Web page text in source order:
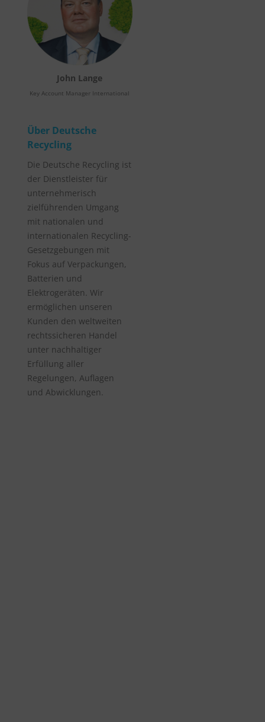
John Lange
Key Account Manager International
Über Deutsche
Recycling
Die Deutsche Recycling ist
der Dienstleister für
unternehmerisch
zielführenden Umgang
mit nationalen und
internationalen Recycling-
Gesetzgebungen mit
Fokus auf Verpackungen,
Batterien und
Elektrogeräten. Wir
ermöglichen unseren
Kunden den weltweiten
rechtssicheren Handel
unter nachhaltiger
Erfüllung aller
Regelungen, Auflagen
und Abwicklungen.